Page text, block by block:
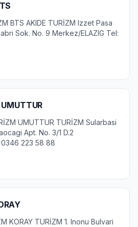
BTS AKIDE TURİZM Izzet Pasa
Sok. No. 9 Merkez/ELAZIG Tel:
UMUTTUR TURİZM Sularbasi
Apt. No. 3/1 D.2
223 58 88
KORAY TURİZM 1. Inonu Bulvari